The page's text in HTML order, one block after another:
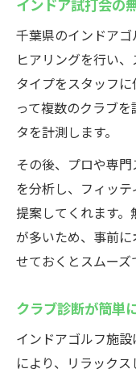
千葉県のインドア
ヒアリングを行い
タイプをスタッフ
って複数のクラブ
タを計測します。
その後、プロや専
を分析し、フィッ
提案してくれます
が多いため、事前
せておくとスムーズ
クラブ診断が簡単
インドアゴルフ施
により、リラック